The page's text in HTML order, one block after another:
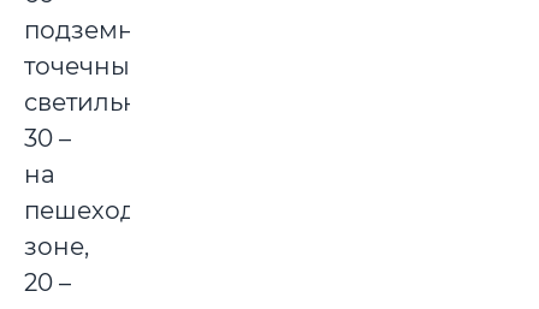
подземных
точечных
светильников:
30 –
на
пешеходной
зоне,
20 –